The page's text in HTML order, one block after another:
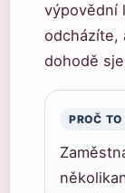
výpovědní
odcházíte,
dohodě
PROČ